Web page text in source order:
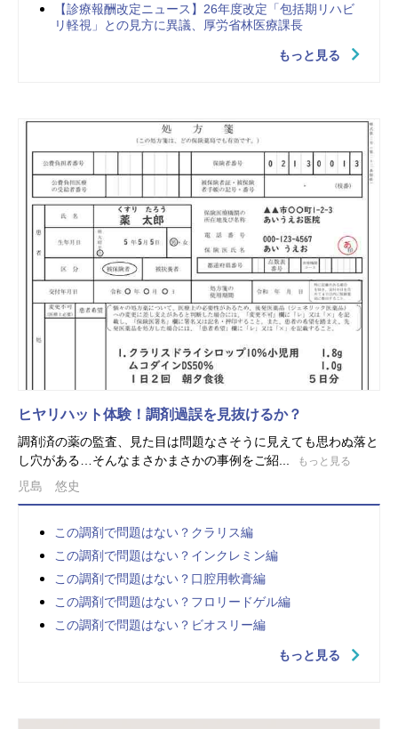
【診療報酬改定ニュース】26年度改定「包括期リハビ
リ軽視」との見方に異議、厚労省林医療課長
もっと見る
ヒヤリハット体験！調剤過誤を見抜けるか？
調剤済の薬の監査、見た目は問題なさそうに見えても思わぬ落と
し穴がある…そんなまさかまさかの事例をご紹...
もっと見る
児島 悠史
この調剤で問題はない？クラリス編
この調剤で問題はない？インクレミン編
この調剤で問題はない？口腔用軟膏編
この調剤で問題はない？フロリードゲル編
この調剤で問題はない？ビオスリー編
もっと見る